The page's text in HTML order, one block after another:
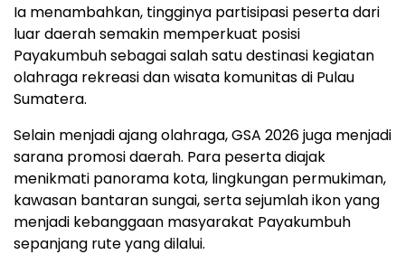
Ia menambahkan, tingginya partisipasi peserta dari
luar daerah semakin memperkuat posisi
Payakumbuh sebagai salah satu destinasi kegiatan
olahraga rekreasi dan wisata komunitas di Pulau
Sumatera.
Selain menjadi ajang olahraga, GSA 2026 juga menjadi
sarana promosi daerah. Para peserta diajak
menikmati panorama kota, lingkungan permukiman,
kawasan bantaran sungai, serta sejumlah ikon yang
menjadi kebanggaan masyarakat Payakumbuh
sepanjang rute yang dilalui.